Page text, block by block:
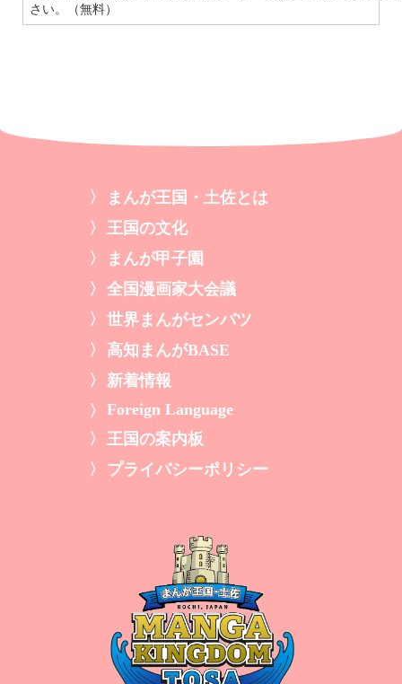
さい。（無料）
まんが王国・土佐とは
王国の文化
まんが甲子園
全国漫画家大会議
世界まんがセンバツ
高知まんがBASE
新着情報
Foreign Language
王国の案内板
プライバシーポリシー